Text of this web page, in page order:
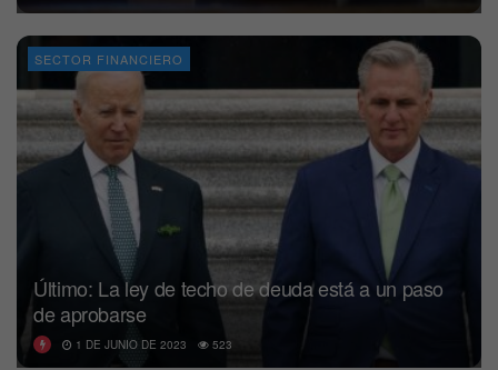
SECTOR FINANCIERO
Último: La ley de techo de deuda está a un paso
de aprobarse
1 DE JUNIO DE 2023 523